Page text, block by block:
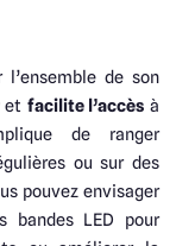
de son
et facilite l’accès à
de ranger
ou sur des
pouvez envisager
bandes LED pour